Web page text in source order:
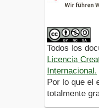
Todos los
Licencia
Internacional.
Por lo que el
totalmente